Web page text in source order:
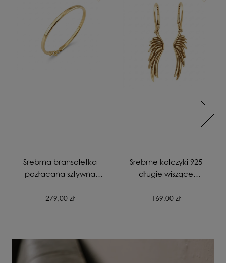
Srebrna bransoletka
pozłacana sztywna
próba 925
279,00 zł
Srebrne kolczyki 925
długie wiszące
Anioła
169,00 zł